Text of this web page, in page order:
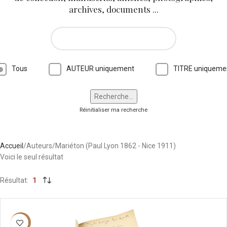
archives, documents ...
Tous AUTEUR uniquement TITRE
Réinitialiser ma recherche
Accueil Auteurs Mariéton (Paul Lyon 1862 - Nice 1911)
Voici le seul résultat
Résultat 1
-40%